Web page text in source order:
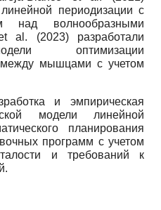
периодизации с
над волнообразными
al. (2023) разработали
оптимизации
между мышцами с учетом
и эмпирическая
модели линейной
планирования
программ с учетом
и требований к